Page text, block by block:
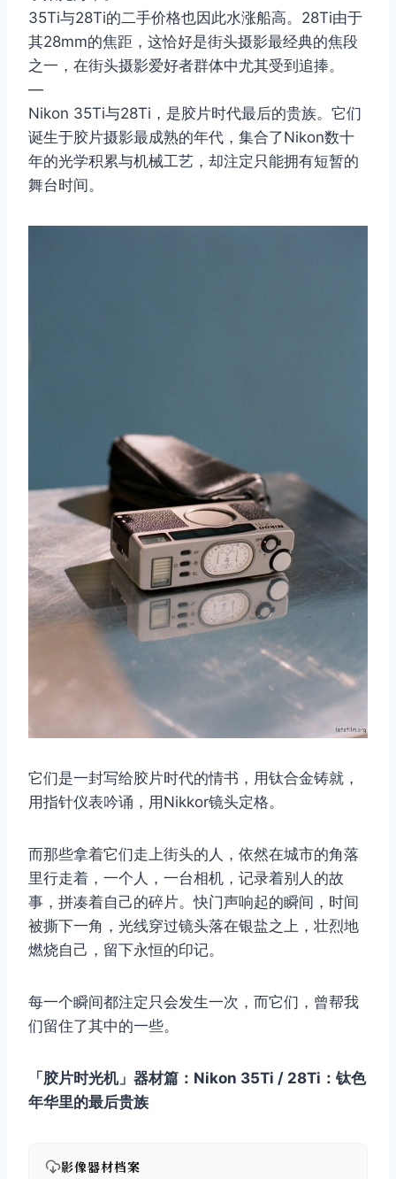
35Ti与28Ti的二手价格也因此水涨船高。28Ti由于
其28mm的焦距，这恰好是街头摄影最经典的焦段
之一，在街头摄影爱好者群体中尤其受到追捧。
—
Nikon 35Ti与28Ti，是胶片时代最后的贵族。它们
诞生于胶片摄影最成熟的年代，集合了Nikon数十
年的光学积累与机械工艺，却注定只能拥有短暂的
舞台时间。
它们是一封写给胶片时代的情书，用钛合金铸就，
用指针仪表吟诵，用Nikkor镜头定格。
而那些拿着它们走上街头的人，依然在城市的角落
里行走着，一个人，一台相机，记录着别人的故
事，拼凑着自己的碎片。快门声响起的瞬间，时间
被撕下一角，光线穿过镜头落在银盐之上，壮烈地
燃烧自己，留下永恒的印记。
每一个瞬间都注定只会发生一次，而它们，曾帮我
们留住了其中的一些。
「胶片时光机」器材篇：Nikon 35Ti / 28Ti：钛色
年华里的最后贵族
影像器材档案
取消 搜索